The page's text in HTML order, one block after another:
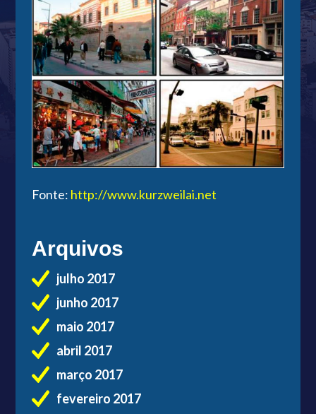
Fonte: http://www.kurzweilai.net
Arquivos
julho 2017
junho 2017
maio 2017
abril 2017
março 2017
fevereiro 2017